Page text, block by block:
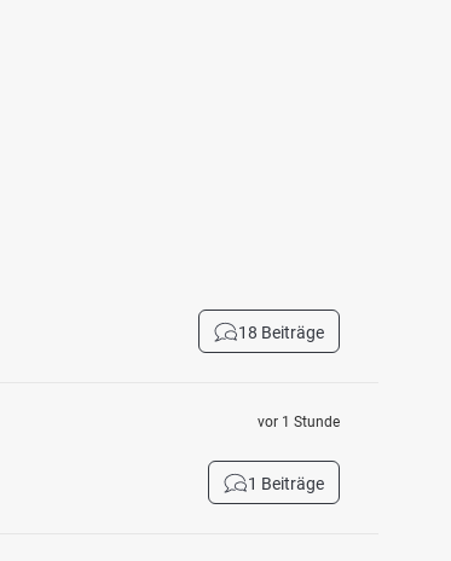
18 Beiträge
vor 1 Stunde
1 Beiträge